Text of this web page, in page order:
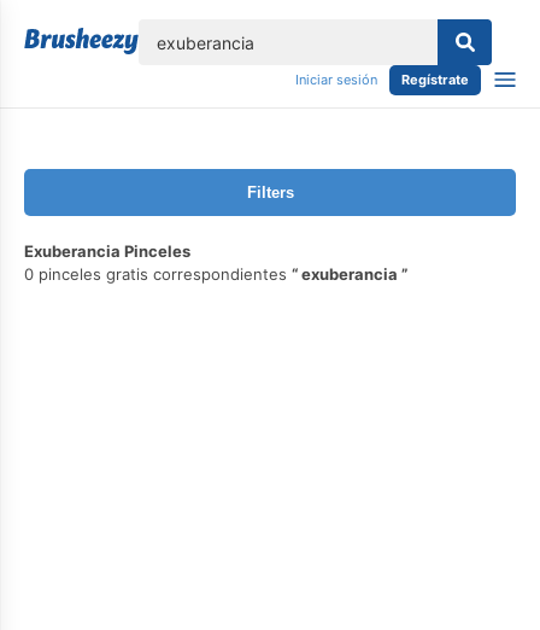
Iniciar sesión Regístrate
Filters
Exuberancia Pinceles
0 pinceles gratis correspondientes
exuberancia